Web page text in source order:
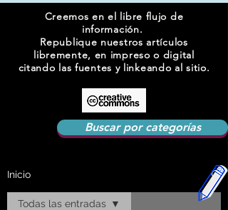
Creemos en el libre flujo de
información.
Republique nuestros artículos
libremente, en impreso o digital
citando las fuentes y linkeando al sitio.
Buscar por categorías
Inicio
Todas las entradas